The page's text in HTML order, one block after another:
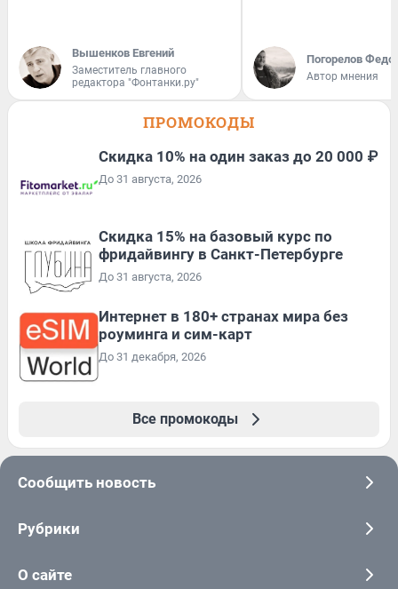
Вышенков Евгений
Заместитель главного
редактора "Фонтанки.ру"
Погорелов
Автор мнения
ПРОМОКОДЫ
Скидка 10% на один заказ до 20 000 ₽
До 31 августа, 2026
Скидка 15% на базовый курс по
фридайвингу в Санкт-Петербурге
До 31 августа, 2026
Интернет в 180+ странах мира без
роуминга и сим-карт
До 31 декабря, 2026
Все промокоды
Сообщить новость
Рубрики
О сайте